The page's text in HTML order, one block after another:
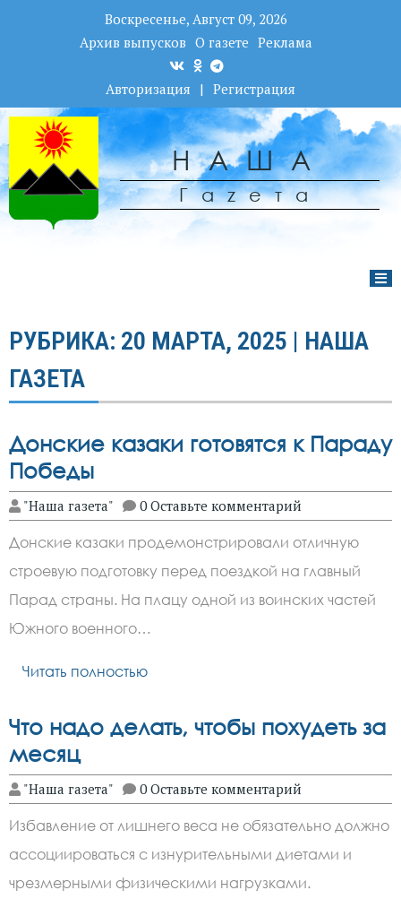
Воскресенье, Август 09, 2026
Архив выпусков О газете Реклама
Авторизация | Регистрация
НАША
Гаzета
РУБРИКА: 20 МАРТА, 2025 | НАША
ГАЗЕТА
Донские казаки готовятся к Параду
Победы
"Наша газета" 0 Оставьте комментарий
Донские казаки продемонстрировали отличную
строевую подготовку перед поездкой на главный
Парад страны. На плацу одной из воинских частей
Южного военного…
Читать полностью
Что надо делать, чтобы похудеть за
месяц
"Наша газета" 0 Оставьте комментарий
Избавление от лишнего веса не обязательно должно
ассоциироваться с изнурительными диетами и
чрезмерными физическими нагрузками.